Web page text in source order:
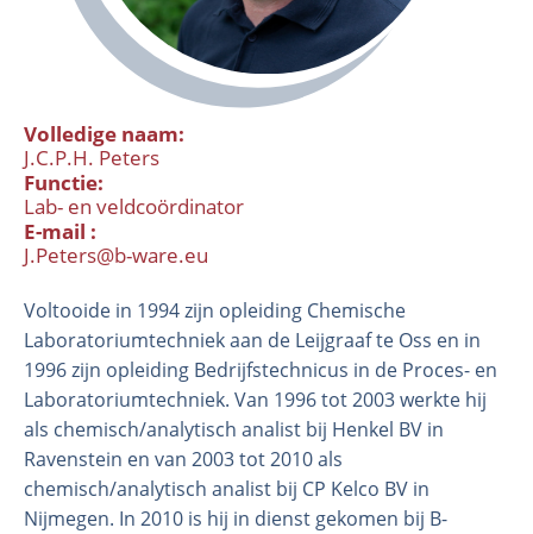
Medewerkers
Laboratorium
Veld- en laboratoriumexperimenten
Veldwerkzaamheden
Volledige naam
J.C.P.H. Peters
Functie
Lab- en veldcoördinator
E-mail
J.Peters@b-ware.eu
Voltooide in 1994 zijn opleiding Chemische
Laboratoriumtechniek aan de Leijgraaf te Oss en in
1996 zijn opleiding Bedrijfstechnicus in de Proces- en
Laboratoriumtechniek. Van 1996 tot 2003 werkte hij
als chemisch/analytisch analist bij Henkel BV in
Ravenstein en van 2003 tot 2010 als
chemisch/analytisch analist bij CP Kelco BV in
Nijmegen. In 2010 is hij in dienst gekomen bij B-